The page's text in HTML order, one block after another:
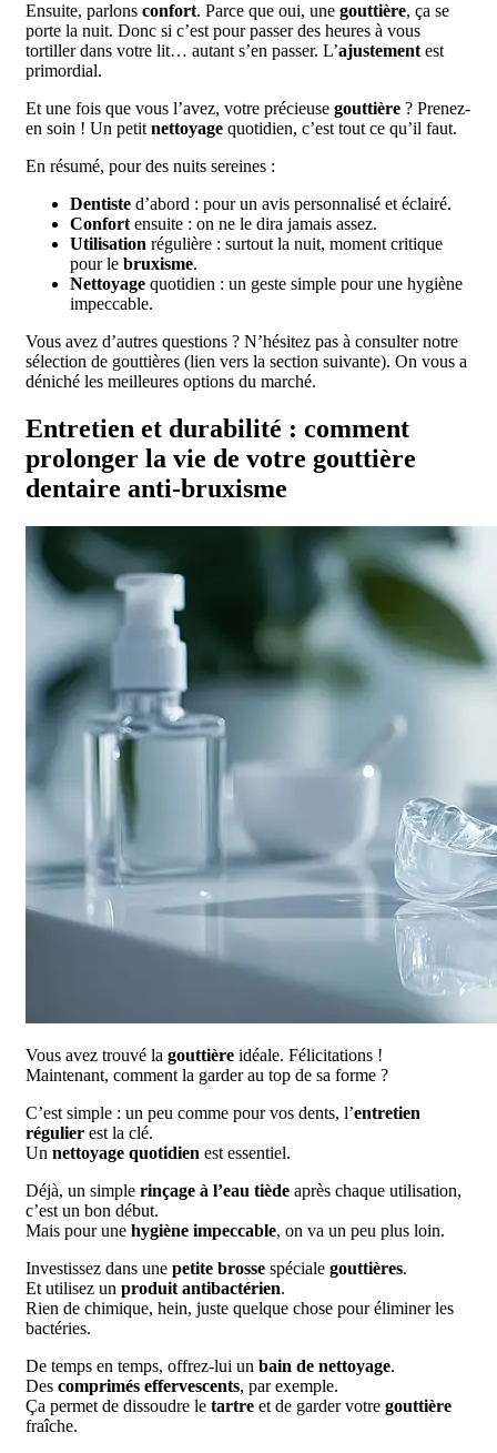
Ensuite, parlons confort. Parce que oui, une gouttière, ça se
porte la nuit. Donc si c’est pour passer des heures à vous
tortiller dans votre lit… autant s’en passer. L’ajustement est
primordial.
Et une fois que vous l’avez, votre précieuse gouttière ? Prenez-
en soin ! Un petit nettoyage quotidien, c’est tout ce qu’il faut.
En résumé, pour des nuits sereines :
Dentiste d’abord : pour un avis personnalisé et éclairé.
Confort ensuite : on ne le dira jamais assez.
Utilisation régulière : surtout la nuit, moment critique
pour le bruxisme.
Nettoyage quotidien : un geste simple pour une hygiène
impeccable.
Vous avez d’autres questions ? N’hésitez pas à consulter notre
sélection de gouttières (lien vers la section suivante). On vous a
déniché les meilleures options du marché.
Entretien et durabilité : comment
prolonger la vie de votre gouttière
dentaire anti-bruxisme
Vous avez trouvé la gouttière idéale. Félicitations !
Maintenant, comment la garder au top de sa forme ?
C’est simple : un peu comme pour vos dents, l’entretien
régulier est la clé.
Un nettoyage quotidien est essentiel.
Déjà, un simple rinçage à l’eau tiède après chaque utilisation,
c’est un bon début.
Mais pour une hygiène impeccable, on va un peu plus loin.
Investissez dans une petite brosse spéciale gouttières.
Et utilisez un produit antibactérien.
Rien de chimique, hein, juste quelque chose pour éliminer les
bactéries.
De temps en temps, offrez-lui un bain de nettoyage.
Des comprimés effervescents, par exemple.
Ça permet de dissoudre le tartre et de garder votre gouttière
fraîche.